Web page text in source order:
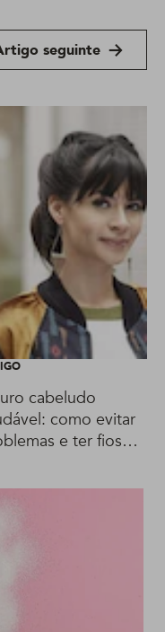
seguinte
cabeludo
como evitar
e ter fios